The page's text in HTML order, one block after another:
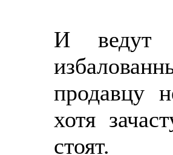
И ведут
продавцу
хотя
стоят.